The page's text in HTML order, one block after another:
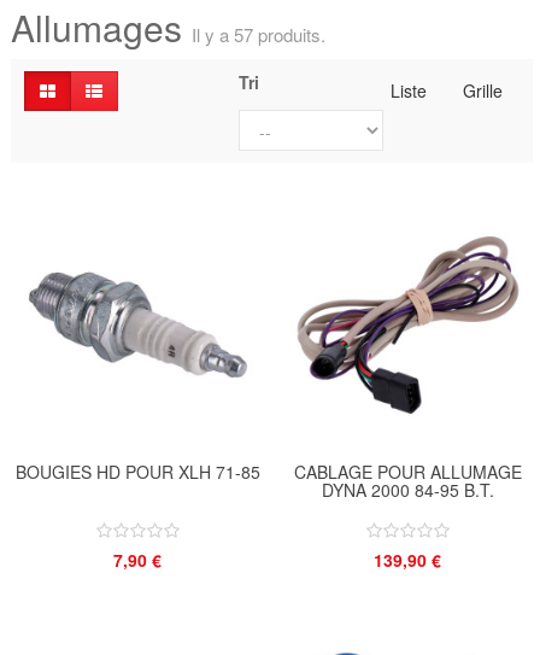
Allumages Il y a 57 produits.
Liste Grille
Tri
BOUGIES HD POUR XLH 71-85
7,90 €
CABLAGE POUR ALLUMAGE
DYNA 2000 84-95 B.T.
139,90 €